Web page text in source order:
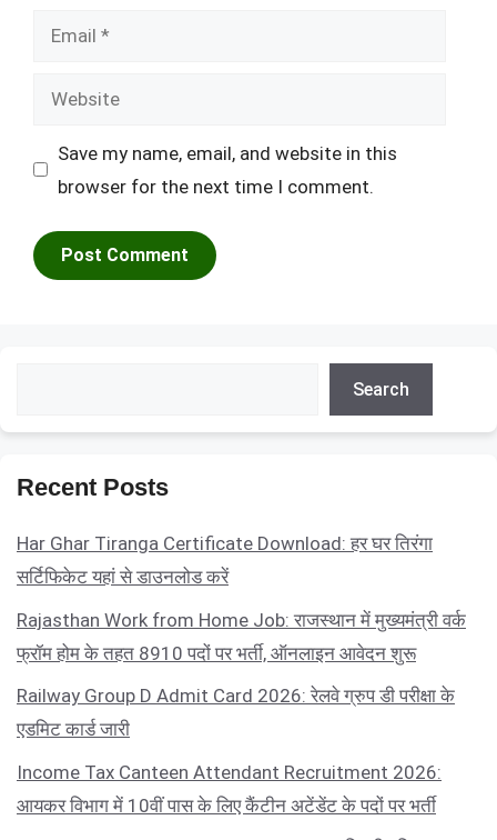
Email
Website
Save my name, email, and website in this
browser for the next time I comment.
Search
Recent Posts
Har Ghar Tiranga Certificate Download: हर घर तिरंगा
सर्टिफिकेट यहां से डाउनलोड करें
Rajasthan Work from Home Job: राजस्थान में मुख्यमंत्री वर्क
फ्रॉम होम के तहत 8910 पदों पर भर्ती, ऑनलाइन आवेदन शुरू
Railway Group D Admit Card 2026: रेलवे ग्रुप डी परीक्षा के
एडमिट कार्ड जारी
Income Tax Canteen Attendant Recruitment 2026:
आयकर विभाग में 10वीं पास के लिए कैंटीन अटेंडेंट के पदों पर भर्ती